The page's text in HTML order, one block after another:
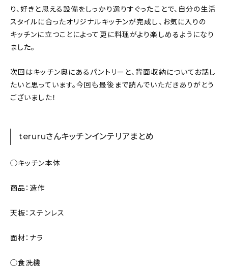
り、好きと思える設備をしっかり選りすぐったことで、自分の生活
スタイルに合ったオリジナルキッチンが完成し、お気に入りの
キッチンに立つことによって更に料理がより楽しめるようになり
ました。
次回はキッチン奥にあるパントリーと、背面収納についてお話し
たいと思っています。今回も最後まで読んでいただきありがとう
ございました！
teruruさんキッチンインテリアまとめ
◯キッチン本体
商品：造作
天板：ステンレス
面材：ナラ
◯食洗機